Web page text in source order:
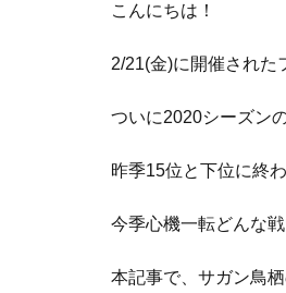
こんにちは！
2/21(金)に開催された
ついに2020シーズン
昨季15位と下位に終
今季心機一転どんな
本記事で、サガン鳥